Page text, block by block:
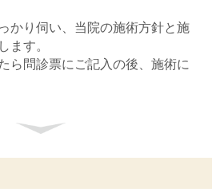
かり伺い、当院の施術方針と施
ます。
ら問診票にご記入の後、施術に